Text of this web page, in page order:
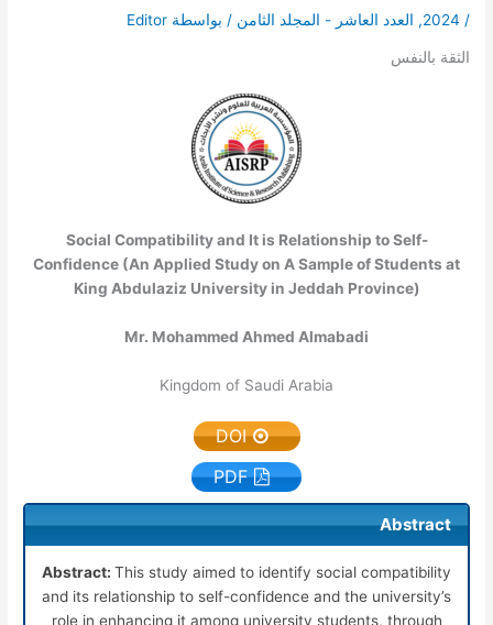
/
2024
, العدد العاشر - المجلد الثامن / بواسطة Editor
الثقة بالنفس
Social Compatibility and It is Relationship to Self-
Confidence (An Applied Study on A Sample of Students at
King Abdulaziz University in Jeddah Province)
Mr. Mohammed Ahmed Almabadi
Kingdom of Saudi Arabia
DOI
PDF
Abstract
Abstract: This study aimed to identify social compatibility
and its relationship to self-confidence and the university’s
role in enhancing it among university students, through